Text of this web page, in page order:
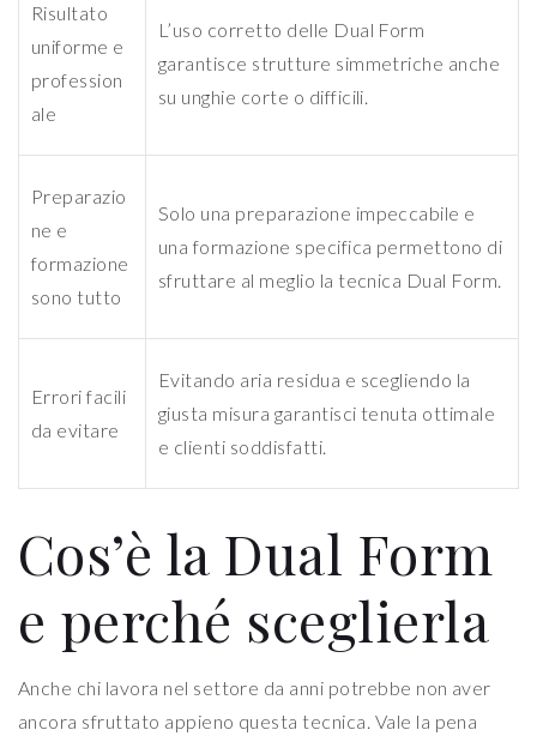
Risultato
uniforme e
profession
ale
L’uso corretto delle Dual Form
garantisce strutture simmetriche anche
su unghie corte o difficili.
Preparazio
ne e
formazione
sono tutto
Solo una preparazione impeccabile e
una formazione specifica permettono di
sfruttare al meglio la tecnica Dual Form.
Errori facili
da evitare
Evitando aria residua e scegliendo la
giusta misura garantisci tenuta ottimale
e clienti soddisfatti.
Cos’è la Dual Form
e perché sceglierla
Anche chi lavora nel settore da anni potrebbe non aver
ancora sfruttato appieno questa tecnica. Vale la pena